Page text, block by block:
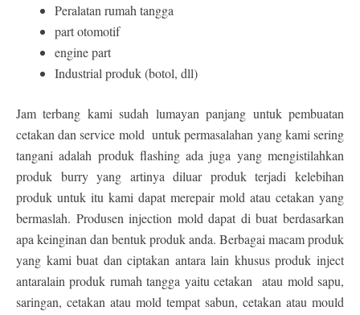
Peralatan rumah tangga
part otomotif
engine part
Industrial produk (botol, dll)
Jam terbang kami sudah lumayan panjang untuk pembuatan
cetakan dan service mold untuk permasalahan yang kami sering
tangani adalah produk flashing ada juga yang mengistilahkan
produk burry yang artinya diluar produk terjadi kelebihan
produk untuk itu kami dapat merepair mold atau cetakan yang
bermaslah. Produsen injection mold dapat di buat berdasarkan
apa keinginan dan bentuk produk anda. Berbagai macam produk
yang kami buat dan ciptakan antara lain khusus produk inject
antaralain produk rumah tangga yaitu cetakan atau mold sapu,
saringan, cetakan atau mold tempat sabun, cetakan atau mould